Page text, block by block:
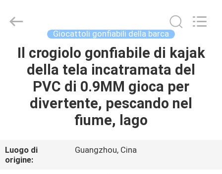
CASA
PRODOTTI
CIRCA
NOI
Inflatables
Limited.
Giocattoli gonfiabili della barca
Il crogiolo gonfiabile di kajak
della tela incatramata del
PVC di 0.9MM gioca per
divertente, pescando nel
fiume, lago
Luogo di
origine:
Guangzhou, Cina